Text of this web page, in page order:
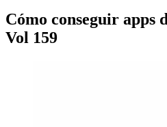
Cómo conseguir apps
Vol 159